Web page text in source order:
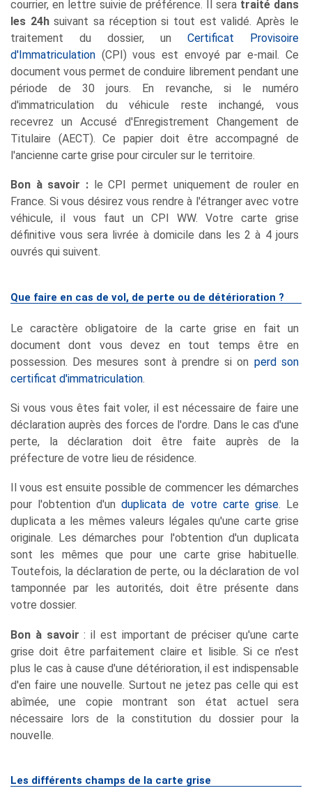
courrier, en lettre suivie de préférence. Il sera traité dans
les 24hsuivant sa réception si tout est validé. Après le
traitement du dossier, un Certificat Provisoire
d'Immatriculation (CPI) vous est envoyé par e-mail. Ce
document vous permet de conduire librement pendant une
période de 30 jours. En revanche, si le numéro
d'immatriculation du véhicule reste inchangé, vous
recevrez un Accusé d'Enregistrement Changement de
Titulaire (AECT). Ce papier doit être accompagné de
l'ancienne carte grise pour circuler sur le territoire.
Bon à savoir : le CPI permet uniquement de rouler en
France. Si vous désirez vous rendre à l'étranger avec votre
véhicule, il vous faut un CPI WW. Votre carte grise
définitive vous sera livrée à domicile dans les 2 à 4 jours
ouvrés qui suivent.
Que faire en cas de vol, de perte ou de détérioration ?
Le caractère obligatoire de la carte grise en fait un
document dont vous devez en tout temps être en
possession. Des mesures sont à prendre si on perd son
certificat d'immatriculation.
Si vous vous êtes fait voler, il est nécessaire de faire une
déclaration auprès des forces de l'ordre. Dans le cas d'une
perte, la déclaration doit être faite auprès de la
préfecture de votre lieu de résidence.
Il vous est ensuite possible de commencer les démarches
pour l'obtention d'unduplicata de votre carte grise. Le
duplicata a les mêmes valeurs légales qu'une carte grise
originale. Les démarches pour l'obtention d'un duplicata
sont les mêmes que pour une carte grise habituelle.
Toutefois, la déclaration de perte, ou la déclaration de vol
tamponnée par les autorités, doit être présente dans
votre dossier.
Bon à savoir : il est important de préciser qu'une carte
grise doit être parfaitement claire et lisible. Si ce n'est
plus le cas à cause d'une détérioration, il est indispensable
d'en faire une nouvelle. Surtout ne jetez pas celle qui est
abîmée, une copie montrant son état actuel sera
nécessaire lors de la constitution du dossier pour la
nouvelle.
Les différents champs de la carte grise